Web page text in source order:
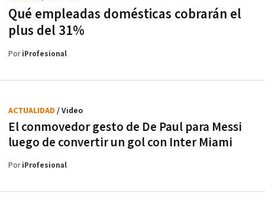
Qué empleadas domésticas cobrarán el
plus del 31%
PoriProfesional
El conmovedor gesto de De Paul para Messi
luego de convertir un gol con Inter Miami
ACTUALIDAD / Video
PoriProfesional